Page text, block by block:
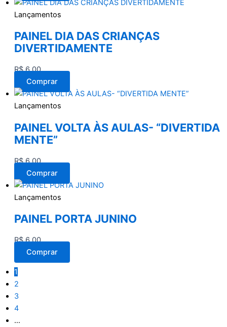
Lançamentos
PAINEL DIA DAS CRIANÇAS
DIVERTIDAMENTE
R$6,00
Comprar
Lançamentos
PAINEL VOLTA ÀS AULAS- “DIVERTIDA
MENTE”
R$6,00
Comprar
Lançamentos
PAINEL PORTA JUNINO
R$6,00
Comprar
1
2
3
4
…